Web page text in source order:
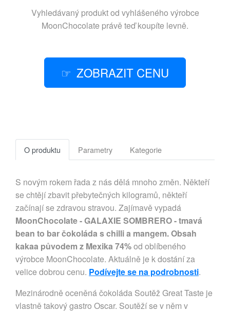
Vyhledávaný produkt od vyhlášeného výrobce
MoonChocolate právě teď koupíte levně.
ZOBRAZIT CENU
O produktu Parametry Kategorie
S novým rokem řada z nás dělá mnoho změn. Někteří
se chtějí zbavit přebytečných kilogramů, někteří
začínají se zdravou stravou. Zajímavě vypadá
MoonChocolate - GALAXIE SOMBRERO - tmavá
bean to bar čokoláda s chilli a mangem. Obsah
kakaa původem z Mexika 74%od oblíbeného
výrobce MoonChocolate. Aktuálně je k dostání za
velice dobrou cenu. Podívejte se na podrobnosti.
Mezinárodně oceněná čokoláda Soutěž Great Taste je
vlastně takový gastro Oscar. Soutěží se v něm v